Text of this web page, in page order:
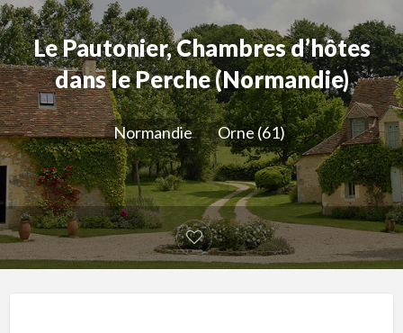
Le Pautonier, Chambres d’hôtes
dans le Perche (Normandie)
Normandie Orne (61)